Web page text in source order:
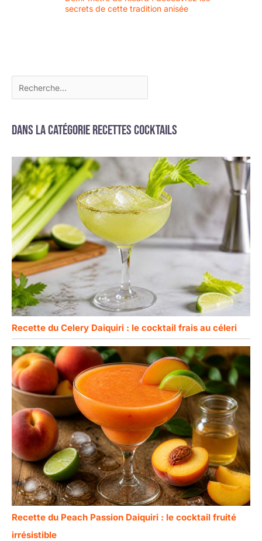
bambou. Si vous avez
secrets de cette tradition anisée
Dans la catégorie Recettes cocktails
Recette du Celery Daiquiri : le cocktail frais au céleri
Recette du Peach Passion Daiquiri : le cocktail fruité
irrésistible